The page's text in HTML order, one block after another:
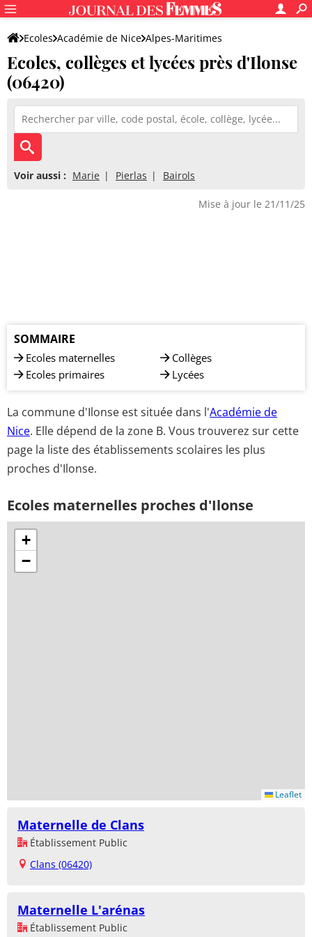
Ecoles Académie de Nice Alpes-Maritimes
Ecoles, collèges et lycées près d'Ilonse
(06420)
Voir aussi : Marie Pierlas Bairols
Mise à jour le 21/11/25
SOMMAIRE
Ecoles maternelles
Ecoles primaires
Collèges
Lycées
La commune d'Ilonse est située dans l'Académie de
Nice. Elle dépend de la zone B. Vous trouverez sur cette
page la liste des établissements scolaires les plus
proches d'Ilonse.
Ecoles maternelles proches d'Ilonse
+
−
Leaflet
Maternelle de Clans
Établissement Public
Clans (06420)
Maternelle L'arénas
Établissement Public